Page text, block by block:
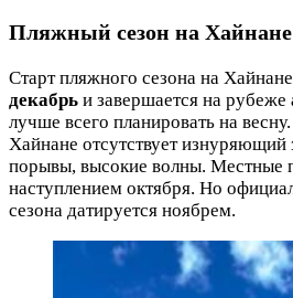
Пляжный сезон на Хайнане
Старт пляжного сезона на
декабрь и завершается на рубеже
лучше всего планировать на
Хайнане отсутствует изнуряющий
порывы, высокие волны. Местные
наступлением октября. Но
сезона датируется ноябрем.